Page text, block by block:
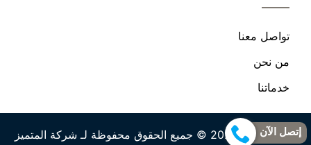
تواصل معنا
من نحن
خدماتنا
حقوق النشر 2026 © جميع الحقوق محفوظة لـ شركة المتميز إتصل الآن